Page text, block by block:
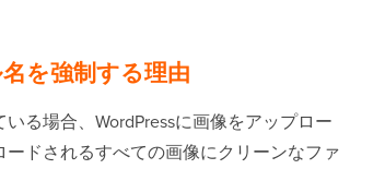
を強制する理由
る場合、WordPressに画像をアップロー
ドされるすべての画像にクリーンなファ